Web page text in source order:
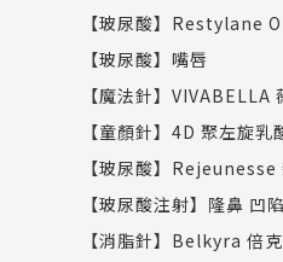
【玻尿酸】Restylane
【玻尿酸】嘴唇
【魔法針】VIVABELLA
【童顏針】4D 聚左旋
【玻尿酸】Rejeunesse
【玻尿酸注射】隆鼻 凹
【消脂針】Belkyra 倍